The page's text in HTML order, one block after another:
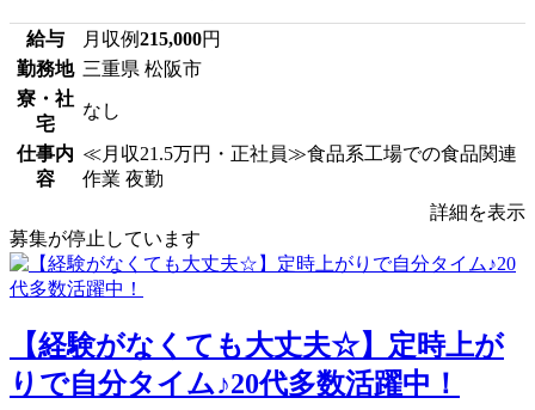
給与 月収例215,000円
勤務地 三重県 松阪市
寮・社
宅
なし
仕事内
容
≪月収21.5万円・正社員≫食品系工場での食品関連
作業 夜勤
詳細を表示
募集が停止しています
【経験がなくても大丈夫☆】定時上が
りで自分タイム♪20代多数活躍中！